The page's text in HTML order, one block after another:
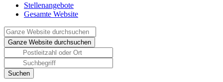
Stellenangebote
Gesamte Website